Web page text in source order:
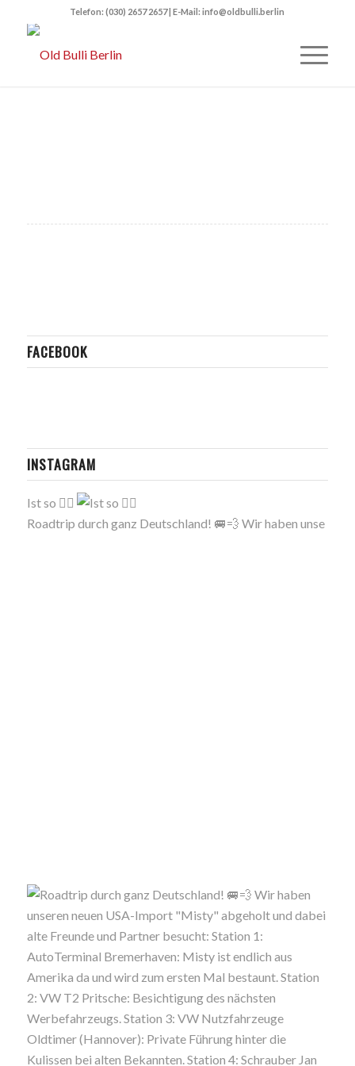
Telefon: (030) 2657 2657 | E-Mail: info@oldbulli.berlin
FACEBOOK
INSTAGRAM
Ist so 🤷‍♂️
Roadtrip durch ganz Deutschland! 🚐💨 Wir haben unse